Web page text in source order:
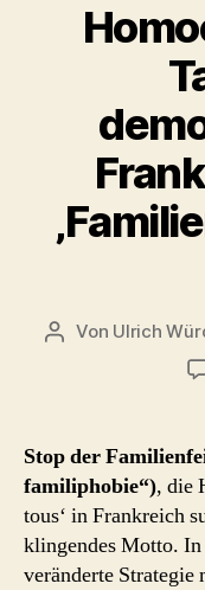
Beitragsautor
Von Ulrich
Stop der
familiphobie“), die
tous‘ in Frankreich
klingendes Motto.
veränderte